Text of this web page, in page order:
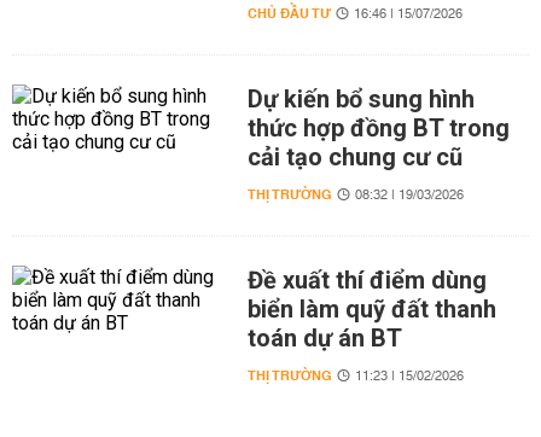
CHỦ ĐẦU TƯ 16:46 | 15/07/2026
Dự kiến bổ sung hình
thức hợp đồng BT trong
cải tạo chung cư cũ
THỊ TRƯỜNG 08:32 | 19/03/2026
Đề xuất thí điểm dùng
biển làm quỹ đất thanh
toán dự án BT
THỊ TRƯỜNG 11:23 | 15/02/2026